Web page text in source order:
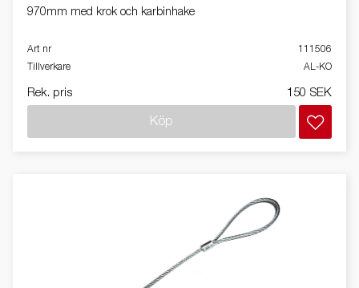
970mm med krok och karbinhake
Art nr
111506
Tillverkare
AL-KO
Rek. pris 150 SEK
Köp